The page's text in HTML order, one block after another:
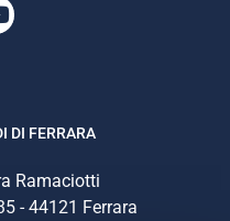
Youtube
DI FERRARA
Ramaciotti
- 44121 Ferrara